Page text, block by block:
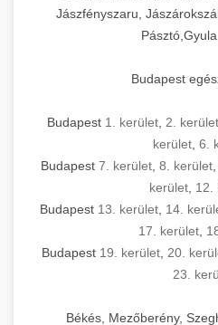
Jászfényszaru,
Budapest
Budapest 1. kerület 2. kerület
kerület 6.
Budapest 7. kerület, 8. kerület,
kerület 12.
Budapest 13. kerület 14.
17. kerület
Budapest 19. kerület 20.
23.
Békés, Mezőberény,